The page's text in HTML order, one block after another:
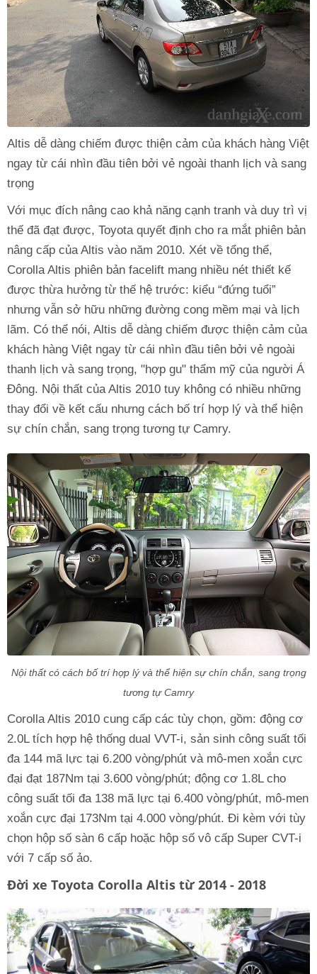
Altis dễ dàng chiếm được thiện cảm của khách hàng Việt
ngay từ cái nhìn đầu tiên bởi vẻ ngoài thanh lịch và sang
trọng
Với mục đích nâng cao khả năng cạnh tranh và duy trì vị
thế đã đạt được, Toyota quyết định cho ra mắt phiên bản
nâng cấp của Altis vào năm 2010. Xét về tổng thể,
Corolla Altis phiên bản facelift mang nhiều nét thiết kế
được thừa hưởng từ thế hệ trước: kiểu “đứng tuổi”
nhưng vẫn sở hữu những đường cong mềm mại và lịch
lãm. Có thể nói, Altis dễ dàng chiếm được thiện cảm của
khách hàng Việt ngay từ cái nhìn đầu tiên bởi vẻ ngoài
thanh lịch và sang trọng, "hợp gu" thẩm mỹ của người Á
Đông. Nội thất của Altis 2010 tuy không có nhiều những
thay đổi về kết cấu nhưng cách bố trí hợp lý và thể hiện
sự chín chắn, sang trọng tương tự Camry.
Nội thất có cách bố trí hợp lý và thể hiện sự chín chắn, sang trọng
tương tự Camry
Corolla Altis 2010 cung cấp các tùy chọn, gồm: động cơ
2.0L tích hợp hệ thống dual VVT-i, sản sinh công suất tối
đa 144 mã lực tại 6.200 vòng/phút và mô-men xoắn cực
đại đạt 187Nm tại 3.600 vòng/phút; động cơ 1.8L cho
công suất tối đa 138 mã lực tại 6.400 vòng/phút, mô-men
xoắn cực đại 173Nm tại 4.000 vòng/phút. Đi kèm với tùy
chọn hộp số sàn 6 cấp hoặc hộp số vô cấp Super CVT-i
với 7 cấp số ảo.
Đời xe Toyota Corolla Altis từ 2014 - 2018